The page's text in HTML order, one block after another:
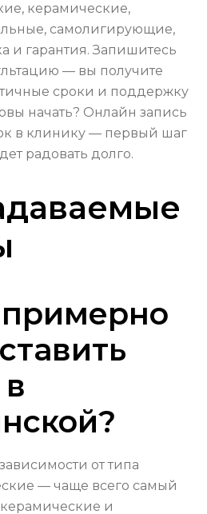
керамические,
самолигирующие,
и гарантия. Запишитесь
— вы получите
сроки и поддержку
начать? Онлайн запись
в клинику — первый шаг
радовать долго.
от типа
— чаще всего самый
и